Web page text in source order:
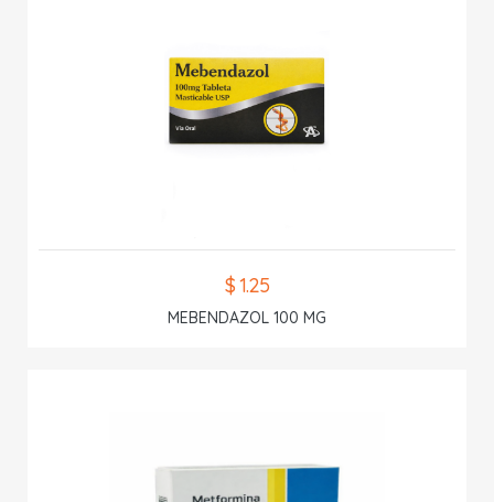
$ 1.25
MEBENDAZOL 100 MG